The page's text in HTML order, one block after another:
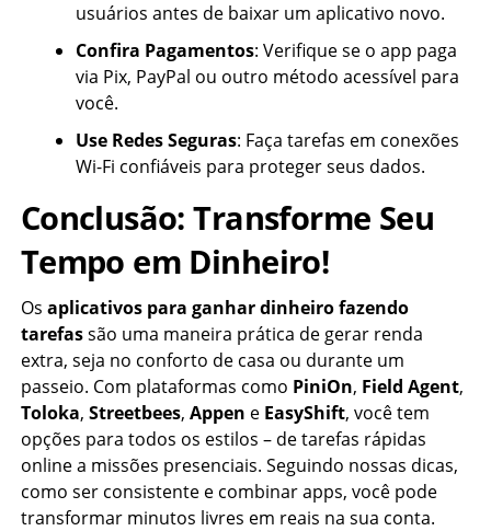
usuários antes de baixar um aplicativo novo.
Confira Pagamentos: Verifique se o app paga
via Pix, PayPal ou outro método acessível para
você.
Use Redes Seguras: Faça tarefas em conexões
Wi-Fi confiáveis para proteger seus dados.
Conclusão: Transforme Seu
Tempo em Dinheiro!
Os aplicativos para ganhar dinheiro fazendo
tarefassão uma maneira prática de gerar renda
extra, seja no conforto de casa ou durante um
passeio. Com plataformas como PiniOn, Field Agent,
Toloka, Streetbees, Appen e EasyShift, você tem
opções para todos os estilos – de tarefas rápidas
online a missões presenciais. Seguindo nossas dicas,
como ser consistente e combinar apps, você pode
transformar minutos livres em reais na sua conta.